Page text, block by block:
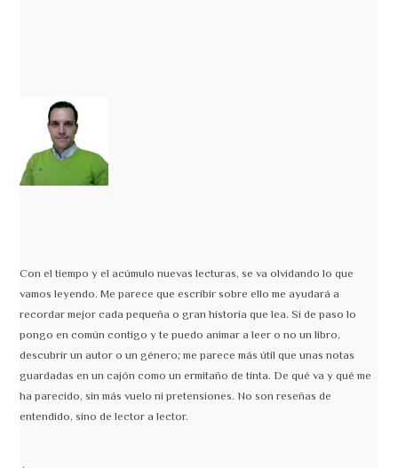
Con el tiempo y el acúmulo nuevas lecturas, se va olvidando lo que
vamos leyendo. Me parece que escribir sobre ello me ayudará a
recordar mejor cada pequeña o gran historia que lea. Si de paso lo
pongo en común contigo y te puedo animar a leer o no un libro,
descubrir un autor o un género; me parece más útil que unas notas
guardadas en un cajón como un ermitaño de tinta. De qué va y qué me
ha parecido, sin más vuelo ni pretensiones. No son reseñas de
entendido, sino de lector a lector.